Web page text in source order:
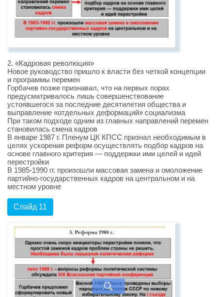
2. «Кадровая революция»
Новое руководство пришло к власти без четкой концепции
и программы перемен
Горбачев позже признавал, что на первых порах
предусматривалось лишь совершенствование
устоявшегося за последние десятилетия общества и
выправление «отдельных деформаций» социализма
При таком подходе одним из главных направлений перемен
становилась смена кадров
В январе 1987 г. Пленум ЦК КПСС признал необходимым в
целях ускорения реформ осуществлять подбор кадров на
основе главного критерия — поддержки ими целей и идей
перестройки
В 1985-1990 гг. произошли массовая замена и омоложение
партийно-государственных кадров на центральном и на
местном уровне
Слайд 11